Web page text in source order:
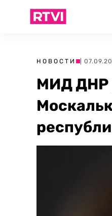
НОВОСТИ |
МИД ДНР